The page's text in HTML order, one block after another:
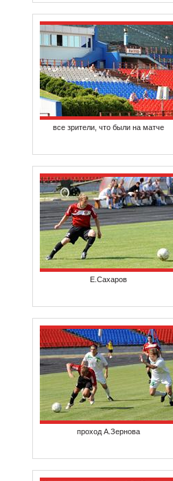
все зрители, что были на матче
Е.Сахаров
проход А.Зернова